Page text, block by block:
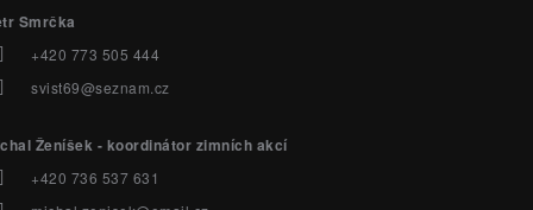
Smrčka
+420 773 505 444
svist69@seznam.cz
Ženíšek - koordinátor zimních akcí
+420 736 537 631